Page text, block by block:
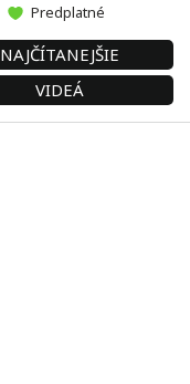
Predplatné
NAJČÍTANEJŠIE
VIDEÁ